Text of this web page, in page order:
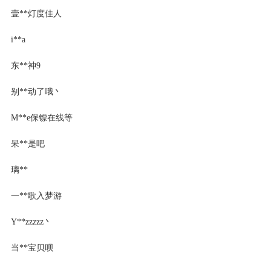
壹**灯度佳人
i**a
东**神9
别**动了哦丶
M**e保镖在线等
呆**是吧
璃**
一**歌入梦游
Y**zzzzz丶
当**宝贝呗